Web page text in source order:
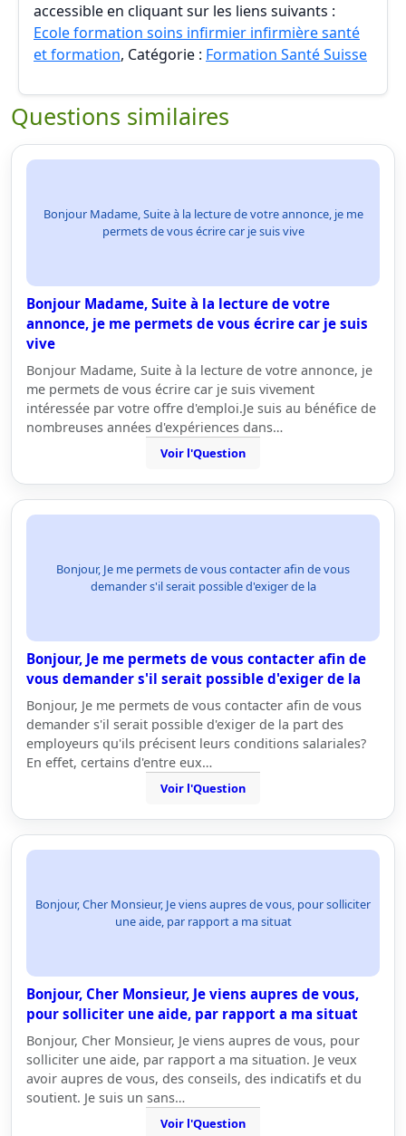
accessible en cliquant sur les liens suivants :
Ecole formation soins infirmier infirmière santé
et formation, Catégorie : Formation Santé Suisse
Questions similaires
Bonjour Madame, Suite à la lecture de votre annonce, je me
permets de vous écrire car je suis vive
Bonjour Madame, Suite à la lecture de votre
annonce, je me permets de vous écrire car je suis
vive
Bonjour Madame, Suite à la lecture de votre annonce, je
me permets de vous écrire car je suis vivement
intéressée par votre offre d'emploi.Je suis au bénéfice de
nombreuses années d'expériences dans…
Voir l'Question
Bonjour, Je me permets de vous contacter afin de vous
demander s'il serait possible d'exiger de la
Bonjour, Je me permets de vous contacter afin de
vous demander s'il serait possible d'exiger de la
Bonjour, Je me permets de vous contacter afin de vous
demander s'il serait possible d'exiger de la part des
employeurs qu'ils précisent leurs conditions salariales?
En effet, certains d'entre eux…
Voir l'Question
Bonjour, Cher Monsieur, Je viens aupres de vous, pour solliciter
une aide, par rapport a ma situat
Bonjour, Cher Monsieur, Je viens aupres de vous,
pour solliciter une aide, par rapport a ma situat
Bonjour, Cher Monsieur, Je viens aupres de vous, pour
solliciter une aide, par rapport a ma situation. Je veux
avoir aupres de vous, des conseils, des indicatifs et du
soutient. Je suis un sans…
Voir l'Question